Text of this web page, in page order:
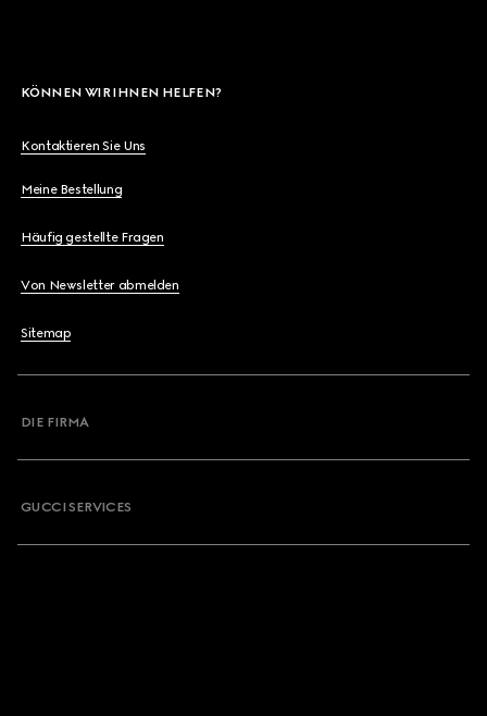
KÖNNEN WIR IHNEN HELFEN?
Kontaktieren Sie Uns
Meine Bestellung
Häufig gestellte Fragen
Von Newsletter abmelden
Sitemap
DIE FIRMA
GUCCI SERVICES